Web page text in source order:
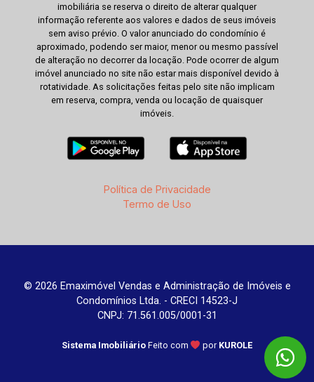
imobiliária se reserva o direito de alterar qualquer
informação referente aos valores e dados de seus imóveis
sem aviso prévio. O valor anunciado do condomínio é
aproximado, podendo ser maior, menor ou mesmo passível
de alteração no decorrer da locação. Pode ocorrer de algum
imóvel anunciado no site não estar mais disponível devido à
rotatividade. As solicitações feitas pelo site não implicam
em reserva, compra, venda ou locação de quaisquer
imóveis.
Política de Privacidade
Termo de Uso
© 2026 Emaximóvel Vendas e Administração de Imóveis e
Condomínios Ltda. - CRECI 14523-J
CNPJ: 71.561.005/0001-31
Sistema Imobiliário Feito com por KUROLE